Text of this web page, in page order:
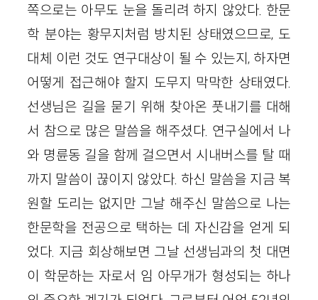
쪽으로는 아무도 눈을 돌리려 하지 않았다. 한문
학 분야는 황무지처럼 방치된 상태였으므로, 도
대체 이런 것도 연구대상이 될 수 있는지, 하자면
어떻게 접근해야 할지 도무지 막막한 상태였다.
선생님은 길을 묻기 위해 찾아온 풋내기를 대해
서 참으로 많은 말씀을 해주셨다. 연구실에서 나
와 명륜동 길을 함께 걸으면서 시내버스를 탈 때
까지 말씀이 끊이지 않았다. 하신 말씀을 지금 복
원할 도리는 없지만 그날 해주신 말씀으로 나는
한문학을 전공으로 택하는 데 자신감을 얻게 되
었다. 지금 회상해보면 그날 선생님과의 첫 대면
이 학문하는 자로서 임 아무개가 형성되는 하나